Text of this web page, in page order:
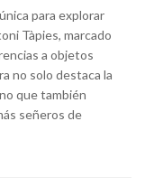
para explorar
Tàpies, marcado
a objetos
no solo destaca la
que también
señeros de